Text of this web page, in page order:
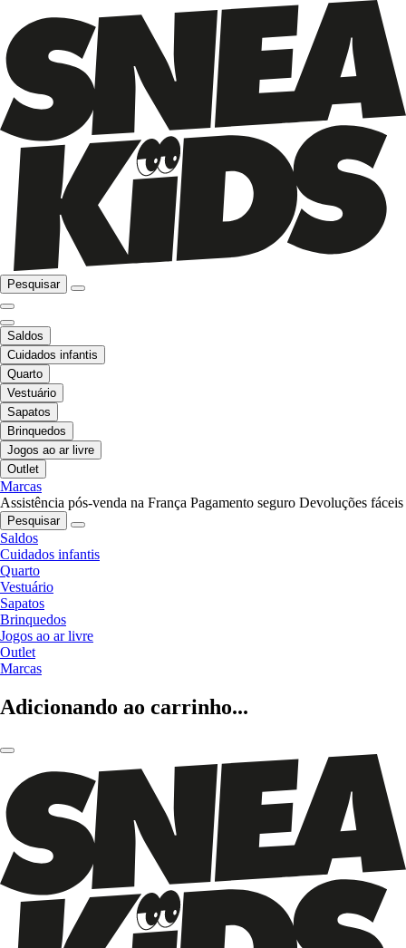
Pesquisar
Saldos
Cuidados infantis
Quarto
Vestuário
Sapatos
Brinquedos
Jogos ao ar livre
Outlet
Marcas
Assistência pós-venda na França Pagamento seguro Devoluções fáceis
Pesquisar
Saldos
Cuidados infantis
Quarto
Vestuário
Sapatos
Brinquedos
Jogos ao ar livre
Outlet
Marcas
Adicionando ao carrinho...